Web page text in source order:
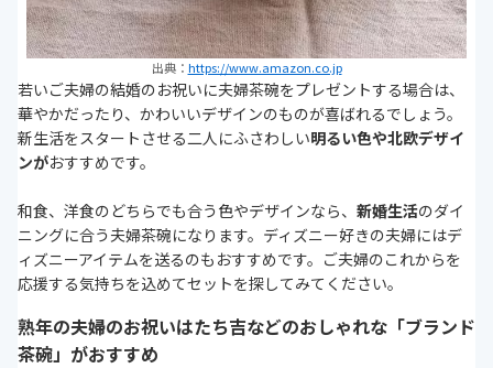
出典： https://www.amazon.co.jp
若いご夫婦の結婚のお祝いに夫婦茶碗をプレゼントする場合は、
華やかだったり、かわいいデザインのものが喜ばれるでしょう。
新生活をスタートさせる二人にふさわしい明るい色や北欧デザイ
ンがおすすめです。
和食、洋食のどちらでも合う色やデザインなら、 新婚生活のダイ
ニングに合う夫婦茶碗になります。ディズニー好きの夫婦にはデ
ィズニーアイテムを送るのもおすすめです。ご夫婦のこれからを
応援する気持ちを込めてセットを探してみてください。
熟年の夫婦のお祝いはたち吉などのおしゃれな「ブランド
茶碗」がおすすめ